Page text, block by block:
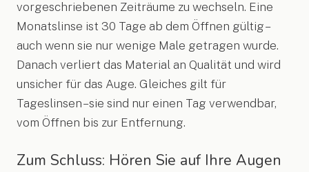
vorgeschriebenen Zeiträume zu wechseln. Eine
Monatslinse ist 30 Tage ab dem Öffnen gültig –
auch wenn sie nur wenige Male getragen wurde.
Danach verliert das Material an Qualität und wird
unsicher für das Auge. Gleiches gilt für
Tageslinsen – sie sind nur einen Tag verwendbar,
vom Öffnen bis zur Entfernung.
Zum Schluss: Hören Sie auf Ihre Augen